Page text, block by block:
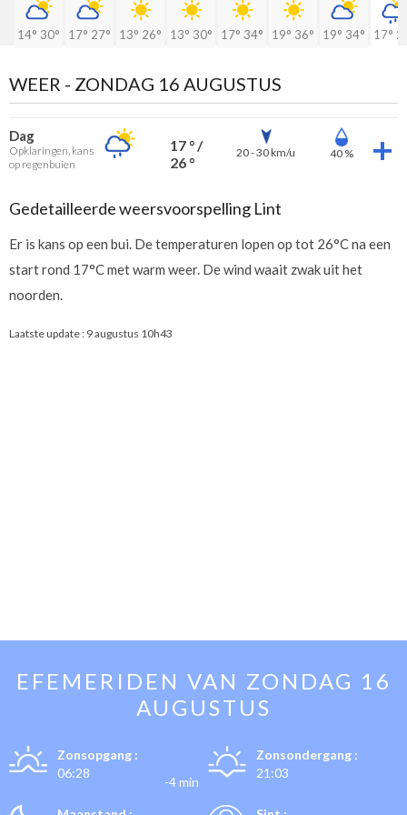
14° 30° 17° 27° 13° 26° 13° 30° 17° 34° 19° 36° 19° 34° 17°
WEER - ZONDAG 16 AUGUSTUS
Dag
Opklaringen, kans
op regenbuien
17 ° /
26 °
20 - 30 km/u 40 %
Gedetailleerde weersvoorspelling Lint
Er is kans op een bui. De temperaturen lopen op tot 26°C na een
start rond 17°C met warm weer. De wind waait zwak uit het
noorden.
Laatste update : 9 augustus 10h43
EFEMERIDEN VAN ZONDAG 16
AUGUSTUS
Zonsopgang :
06:28
-4 min
Zonsondergang :
21:03